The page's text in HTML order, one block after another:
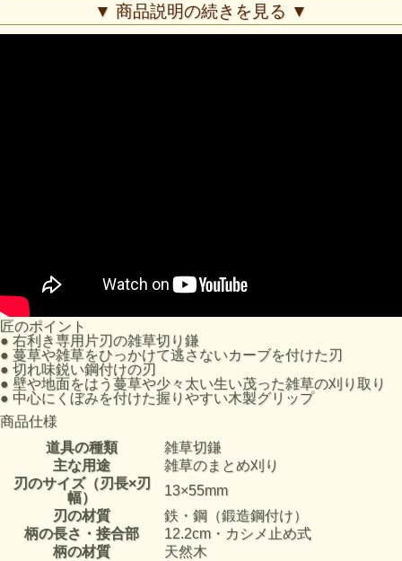
▼ 商品説明の続きを見る ▼
匠のポイント
● 右利き専用片刃の雑草切り鎌
● 蔓草や雑草をひっかけて逃さないカーブを付けた刃
● 切れ味鋭い鋼付けの刃
● 壁や地面をはう蔓草や少々太い生い茂った雑草の刈り取り
● 中心にくぼみを付けた握りやすい木製グリップ
商品仕様
道具の種類
雑草切鎌
主な用途
雑草のまとめ刈り
刃のサイズ（刃長×刃
幅）
13×55mm
刃の材質
鉄・鋼（鍛造鋼付け）
柄の長さ・接合部
12.2cm・カシメ止め式
柄の材質
天然木